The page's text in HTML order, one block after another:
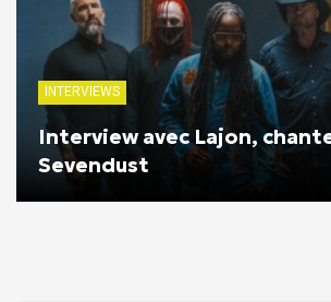
INTERVIEWS
Interview avec Lajon,
Sevendust